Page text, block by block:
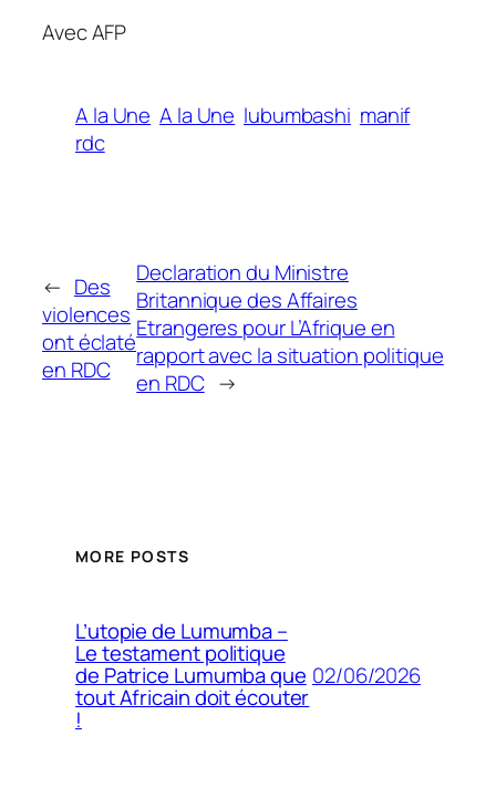
Avec AFP
A la Une A la Une lubumbashi manif
rdc
← Des
violences
ont éclaté
en RDC
Declaration du Ministre
Britannique des Affaires
Etrangeres pour L’Afrique en
rapport avec la situation politique
en RDC →
MORE POSTS
L’utopie de Lumumba –
Le testament politique
de Patrice Lumumba que
tout Africain doit écouter
!
02/06/2026